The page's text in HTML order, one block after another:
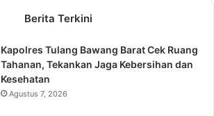
Berita Terkini
Kapolres Tulang Bawang Barat Cek Ruang
Tahanan, Tekankan Jaga Kebersihan dan
Kesehatan
Agustus 7, 2026